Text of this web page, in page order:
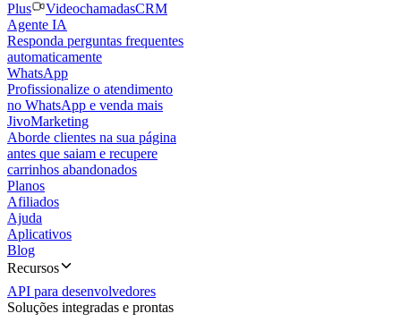
Plus
VideochamadasCRM
Agente IA
Responda perguntas frequentes
automaticamente
WhatsApp
Profissionalize o atendimento
no WhatsApp e venda mais
JivoMarketing
Aborde clientes na sua página
antes que saiam e recupere
carrinhos abandonados
Planos
Afiliados
Ajuda
Aplicativos
Blog
Recursos
API para desenvolvedores
Soluções integradas e prontas